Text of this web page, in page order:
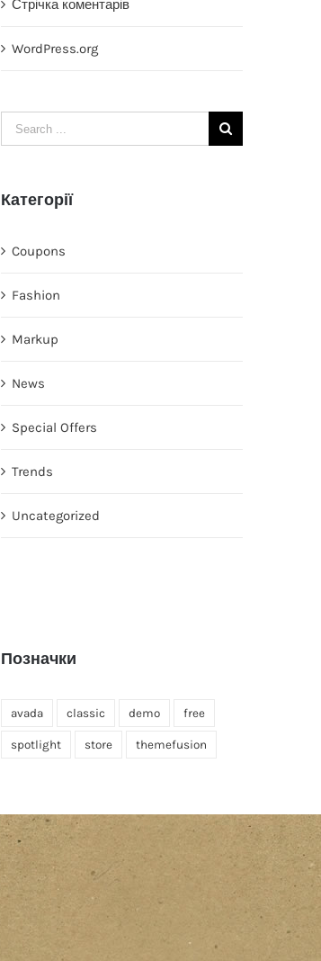
Стрічка коментарів
WordPress.org
Search
for:
Категорії
Coupons
Fashion
Markup
News
Special Offers
Trends
Uncategorized
Позначки
avada classic demo free
spotlight store themefusion